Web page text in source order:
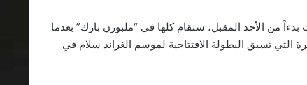
من الأحد المقبل، ستقام كلها في “ملبورن بارك” بعدما
التي تسبق البطولة الافتتاحية لموسم الغراند سلام في